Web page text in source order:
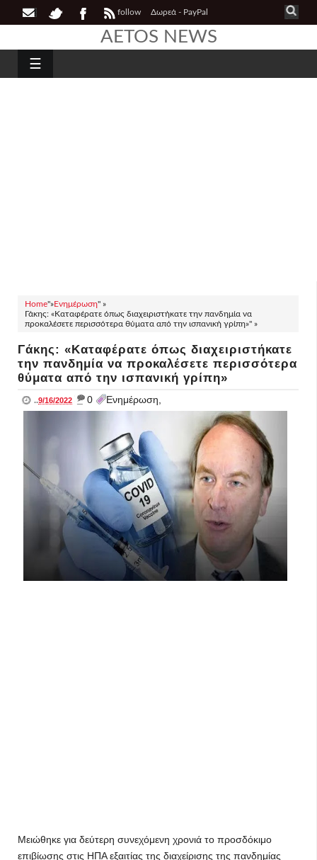
follow Δωρεά - PayPal
AETOS NEWS
☰
Home"»Ενημέρωση" »
Γάκης: «Καταφέρατε όπως διαχειριστήκατε την πανδημία να
προκαλέσετε περισσότερα θύματα από την ισπανική γρίπη»" »
Γάκης: «Καταφέρατε όπως διαχειριστήκατε
την πανδημία να προκαλέσετε περισσότερα
θύματα από την ισπανική γρίπη»
..9/16/2022 _ 0 Ενημέρωση,
Μειώθηκε για δεύτερη συνεχόμενη χρονιά το προσδόκιμο
επιβίωσης στις ΗΠΑ εξαιτίας της διαχείρισης της πανδημίας